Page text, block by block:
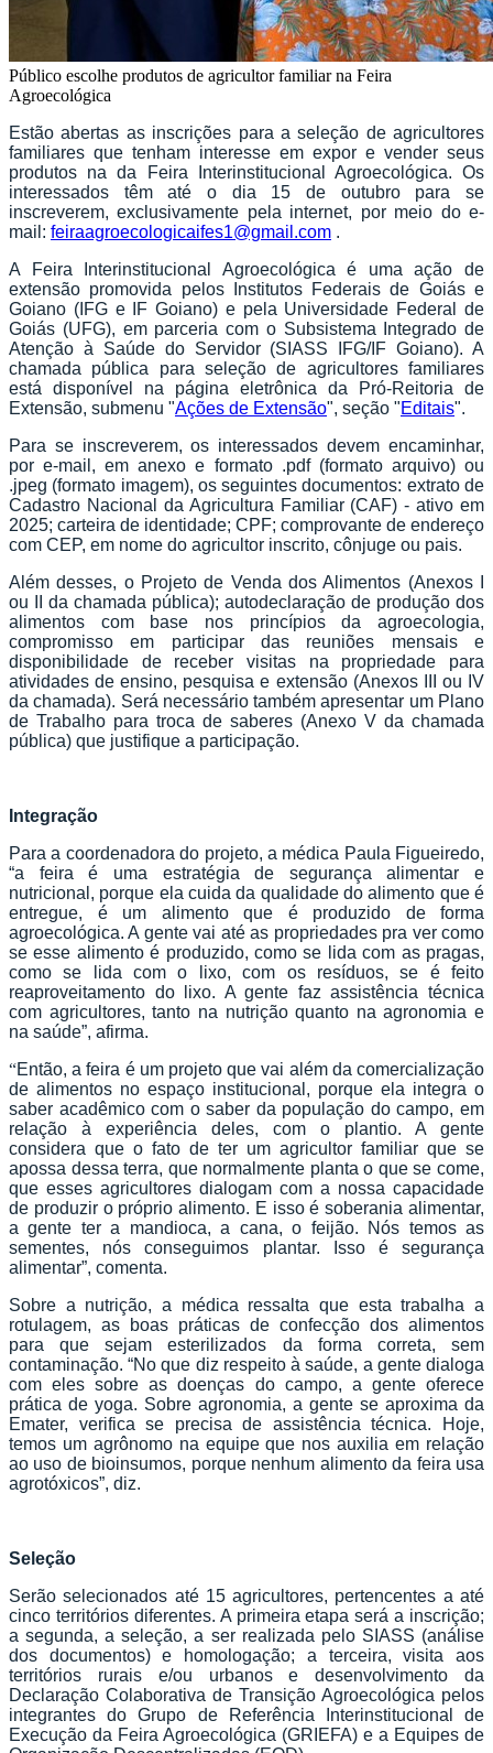
Público escolhe produtos de agricultor familiar na Feira
Agroecológica
Estão abertas as inscrições para a seleção de agricultores
familiares que tenham interesse em expor e vender seus
produtos na da Feira Interinstitucional Agroecológica. Os
interessados têm até o dia 15 de outubro para se
inscreverem, exclusivamente pela internet, por meio do e-
mail: feiraagroecologicaifes1@gmail.com .
A Feira Interinstitucional Agroecológica é uma ação de
extensão promovida pelos Institutos Federais de Goiás e
Goiano (IFG e IF Goiano) e pela Universidade Federal de
Goiás (UFG), em parceria com o Subsistema Integrado de
Atenção à Saúde do Servidor (SIASS IFG/IF Goiano). A
chamada pública para seleção de agricultores familiares
está disponível na página eletrônica da Pró-Reitoria de
Extensão, submenu "Ações de Extensão", seção "Editais".
Para se inscreverem, os interessados devem encaminhar,
por e-mail, em anexo e formato .pdf (formato arquivo) ou
.jpeg (formato imagem), os seguintes documentos: extrato de
Cadastro Nacional da Agricultura Familiar (CAF) - ativo em
2025; carteira de identidade; CPF; comprovante de endereço
com CEP, em nome do agricultor inscrito, cônjuge ou pais.
Além desses, o Projeto de Venda dos Alimentos (Anexos I
ou II da chamada pública); autodeclaração de produção dos
alimentos com base nos princípios da agroecologia,
compromisso em participar das reuniões mensais e
disponibilidade de receber visitas na propriedade para
atividades de ensino, pesquisa e extensão (Anexos III ou IV
da chamada). Será necessário também apresentar um Plano
de Trabalho para troca de saberes (Anexo V da chamada
pública) que justifique a participação.
Integração
Para a coordenadora do projeto, a médica Paula Figueiredo,
“a feira é uma estratégia de segurança alimentar e
nutricional, porque ela cuida da qualidade do alimento que é
entregue, é um alimento que é produzido de forma
agroecológica. A gente vai até as propriedades pra ver como
se esse alimento é produzido, como se lida com as pragas,
como se lida com o lixo, com os resíduos, se é feito
reaproveitamento do lixo. A gente faz assistência técnica
com agricultores, tanto na nutrição quanto na agronomia e
na saúde”, afirma.
“Então, a feira é um projeto que vai além da comercialização
de alimentos no espaço institucional, porque ela integra o
saber acadêmico com o saber da população do campo, em
relação à experiência deles, com o plantio. A gente
considera que o fato de ter um agricultor familiar que se
apossa dessa terra, que normalmente planta o que se come,
que esses agricultores dialogam com a nossa capacidade
de produzir o próprio alimento. E isso é soberania alimentar,
a gente ter a mandioca, a cana, o feijão. Nós temos as
sementes, nós conseguimos plantar. Isso é segurança
alimentar”, comenta.
Sobre a nutrição, a médica ressalta que esta trabalha a
rotulagem, as boas práticas de confecção dos alimentos
para que sejam esterilizados da forma correta, sem
contaminação. “No que diz respeito à saúde, a gente dialoga
com eles sobre as doenças do campo, a gente oferece
prática de yoga. Sobre agronomia, a gente se aproxima da
Emater, verifica se precisa de assistência técnica. Hoje,
temos um agrônomo na equipe que nos auxilia em relação
ao uso de bioinsumos, porque nenhum alimento da feira usa
agrotóxicos”, diz.
Seleção
Serão selecionados até 15 agricultores, pertencentes a até
cinco territórios diferentes. A primeira etapa será a inscrição;
a segunda, a seleção, a ser realizada pelo SIASS (análise
dos documentos) e homologação; a terceira, visita aos
territórios rurais e/ou urbanos e desenvolvimento da
Declaração Colaborativa de Transição Agroecológica pelos
integrantes do Grupo de Referência Interinstitucional de
Execução da Feira Agroecológica (GRIEFA) e a Equipes de